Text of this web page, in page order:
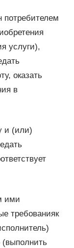
потребителем
услуги),
оказать
в
и (или)
ими
требованияк
(выполнить